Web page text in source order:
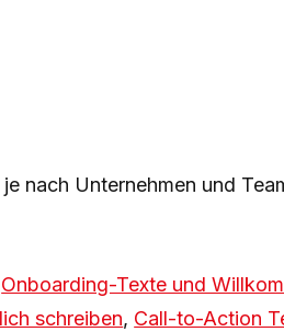
nach Unternehmen und
Onboarding-Texte und
schreiben, Call-to-Action